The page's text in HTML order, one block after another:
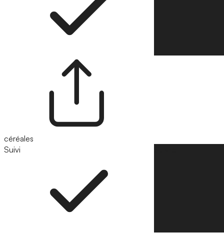
céréales
Suivi